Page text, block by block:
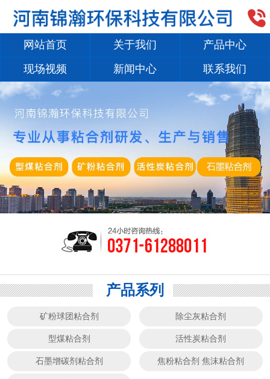

网站首页 关于我们
产品中心
现场视频
新闻中心 联系我们
1/2
产品系列
矿粉球团粘合剂 除尘灰粘合剂
型煤粘合剂 活性炭粘合剂
石墨增碳剂粘合剂 焦粉粘合剂 焦沫粘合剂